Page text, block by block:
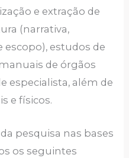
e extração de
(narrativa,
escopo), estudos de
de órgãos
especialista, além de
e físicos.
nas bases
os seguintes